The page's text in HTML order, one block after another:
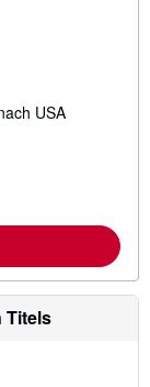
USA
Titels